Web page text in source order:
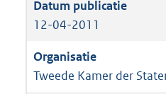
12-04-2011
Tweede Kamer der